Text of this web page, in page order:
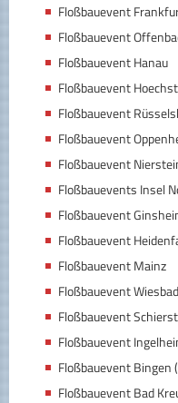
Floßbauevent
Floßbauevent
Floßbauevent Hanau
Floßbauevent Hoechst
Floßbauevent
Floßbauevent
Floßbauevent
Floßbauevents Insel
Floßbauevent
Floßbauevent
Floßbauevent Mainz
Floßbauevent
Floßbauevent
Floßbauevent
Floßbauevent Bingen
Floßbauevent Bad